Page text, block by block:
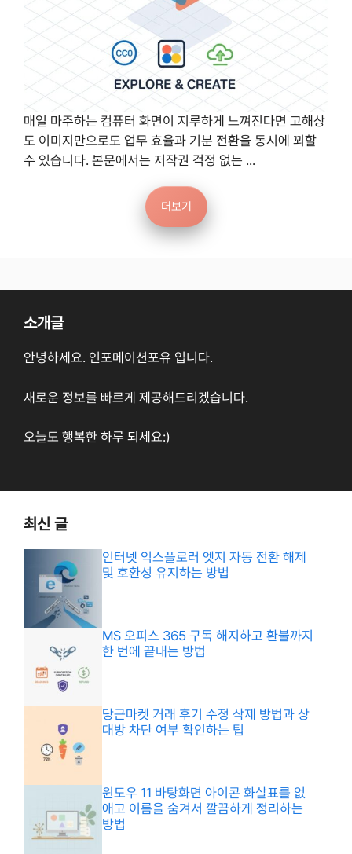
매일 마주하는 컴퓨터 화면이 지루하게 느껴진다면 고해상
도 이미지만으로도 업무 효율과 기분 전환을 동시에 꾀할
수 있습니다. 본문에서는 저작권 걱정 없는 ...
더보기
소개글
안녕하세요. 인포메이션포유 입니다.
새로운 정보를 빠르게 제공해드리겠습니다.
오늘도 행복한 하루 되세요:)
최신 글
인터넷 익스플로러 엣지 자동 전환 해제
및 호환성 유지하는 방법
MS 오피스 365 구독 해지하고 환불까지
한 번에 끝내는 방법
당근마켓 거래 후기 수정 삭제 방법과 상
대방 차단 여부 확인하는 팁
윈도우 11 바탕화면 아이콘 화살표를 없
애고 이름을 숨겨서 깔끔하게 정리하는
방법